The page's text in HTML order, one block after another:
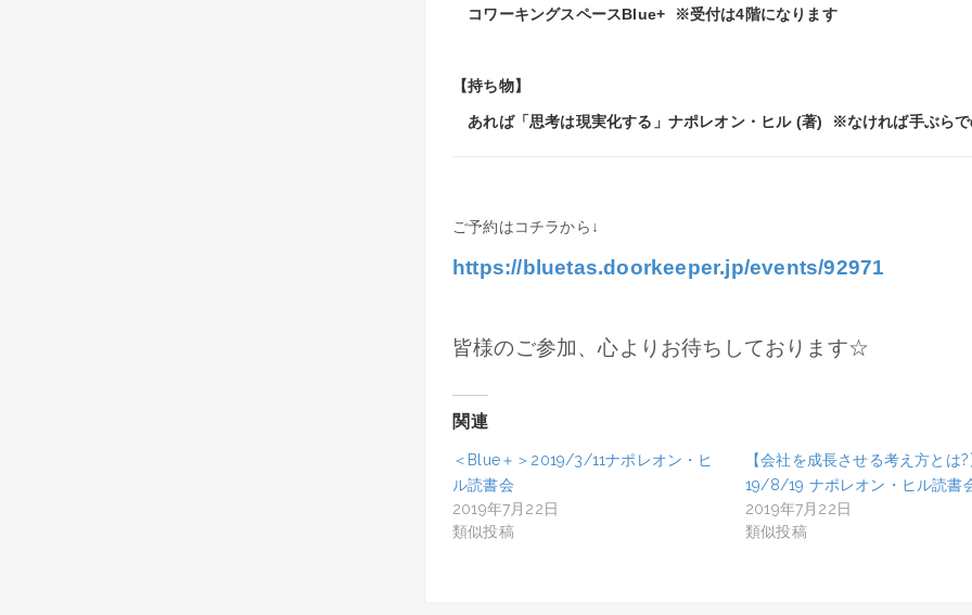
コワーキングスペースBlue+ ※受付は4階になります
【持ち物】
あれば「思考は現実化する」ナポレオン・ヒル (著) ※なければ手ぶらで
ご予約はコチラから↓
https://bluetas.doorkeeper.jp/events/92971
皆様のご参加、心よりお待ちしております☆
関連
＜Blue＋＞2019/3/11ナポレオン・ヒ
ル読書会
2019年7月22日
類似投稿
【会社を成長させる考え方とは
19/8/19 ナポレオン・ヒル読書
2019年7月22日
類似投稿